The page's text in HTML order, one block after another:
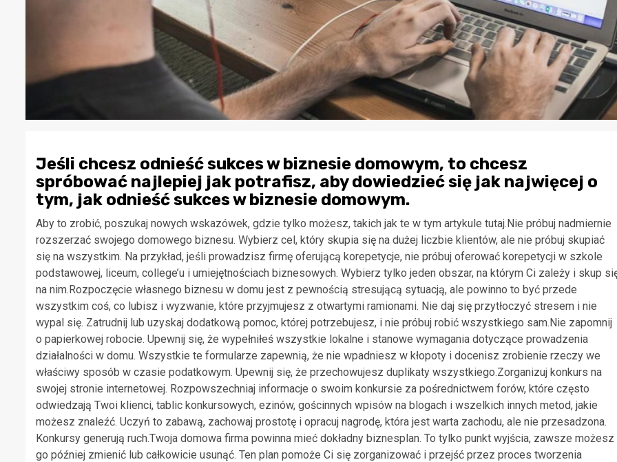
Jeśli chcesz odnieść sukces w biznesie domowym, to chcesz
spróbować najlepiej jak potrafisz, aby dowiedzieć się jak najwięcej o
tym, jak odnieść sukces w biznesie domowym.
Aby to zrobić, poszukaj nowych wskazówek, gdzie tylko możesz, takich jak te w tym artykule tutaj.Nie próbuj nadmiernie
rozszerzać swojego domowego biznesu. Wybierz cel, który skupia się na dużej liczbie klientów, ale nie próbuj skupiać
się na wszystkim. Na przykład, jeśli prowadzisz firmę oferującą korepetycje, nie próbuj oferować korepetycji w szkole
podstawowej, liceum, college’u i umiejętnościach biznesowych. Wybierz tylko jeden obszar, na którym Ci zależy i skup
na nim.Rozpoczęcie własnego biznesu w domu jest z pewnością stresującą sytuacją, ale powinno to być przede
wszystkim coś, co lubisz i wyzwanie, które przyjmujesz z otwartymi ramionami. Nie daj się przytłoczyć stresem i nie
wypal się. Zatrudnij lub uzyskaj dodatkową pomoc, której potrzebujesz, i nie próbuj robić wszystkiego sam.Nie zapomnij
o papierkowej robocie. Upewnij się, że wypełniłeś wszystkie lokalne i stanowe wymagania dotyczące prowadzenia
działalności w domu. Wszystkie te formularze zapewnią, że nie wpadniesz w kłopoty i docenisz zrobienie rzeczy we
właściwy sposób w czasie podatkowym. Upewnij się, że przechowujesz duplikaty wszystkiego.Zorganizuj konkurs na
swojej stronie internetowej. Rozpowszechniaj informacje o swoim konkursie za pośrednictwem forów, które często
odwiedzają Twoi klienci, tablic konkursowych, ezinów, gościnnych wpisów na blogach i wszelkich innych metod, jakie
możesz znaleźć. Uczyń to zabawą, zachowaj prostotę i opracuj nagrodę, która jest warta zachodu, ale nie przesadzona.
Konkursy generują ruch.Twoja domowa firma powinna mieć dokładny biznesplan. To tylko punkt wyjścia, zawsze możesz
go później zmienić lub całkowicie usunąć. Ten plan pomoże Ci się zorganizować i przejść przez proces tworzenia